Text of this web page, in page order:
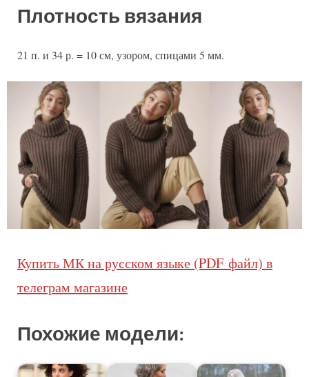
Плотность вязания
21 п. и 34 р. = 10 см, узором, спицами 5 мм.
Купить МК на русском языке (PDF файл) в
телеграм магазине
Похожие модели: